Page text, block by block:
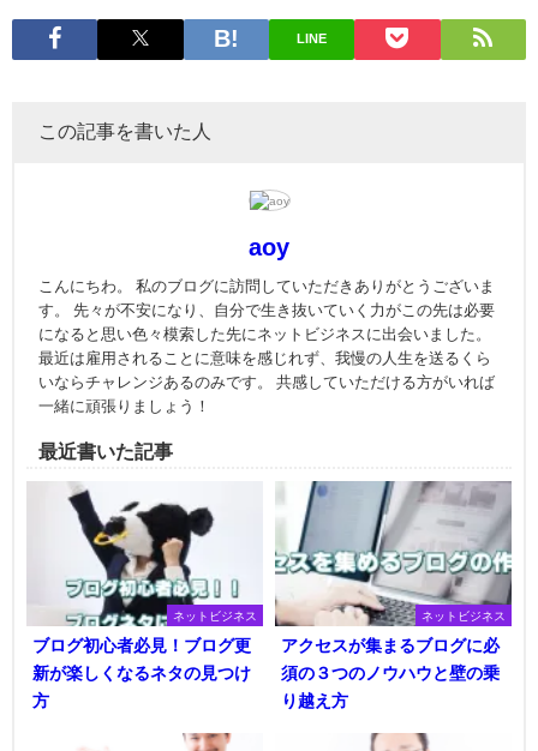
い
ン
開
き
LINE
この記事を書いた人
aoy
こんにちわ。 私のブログに訪問していただきありがとうございま
す。 先々が不安になり、自分で生き抜いていく力がこの先は必要
になると思い色々模索した先にネットビジネスに出会いました。
最近は雇用されることに意味を感じれず、我慢の人生を送るくら
いならチャレンジあるのみです。 共感していただける方がいれば
一緒に頑張りましょう！
最近書いた記事
ネットビジネス
ブログ初心者必見！ブログ更
新が楽しくなるネタの見つけ
方
ネットビジネス
アクセスが集まるブログに必
須の３つのノウハウと壁の乗
り越え方